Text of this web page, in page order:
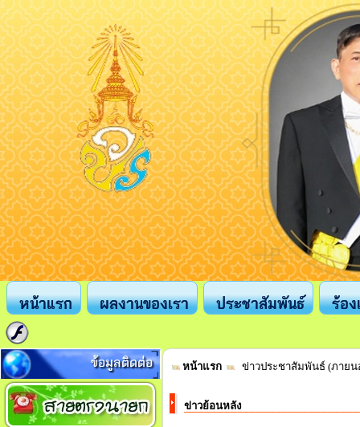
หน้าแรก ผลงานของเรา ประชาสัมพันธ์ ร้อ
ข้อมูลติดต่อ หน้าแรก ข่าวประชาสัมพันธ์ (ภาย
ข่าวย้อนหลัง